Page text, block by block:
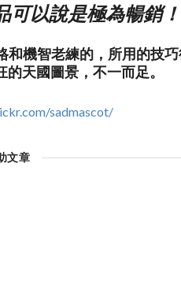
可以說是極為暢銷！
機智老練的，所用的技
天國圖景，不一而足。
sadmascot/
文章